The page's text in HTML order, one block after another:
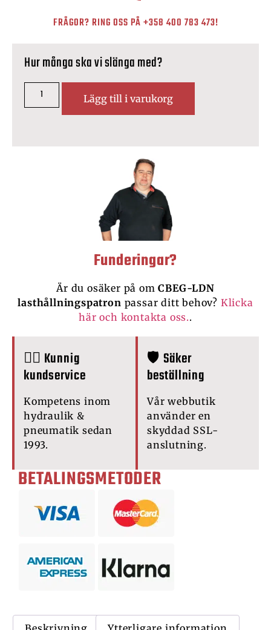
FRÅGOR? RING OSS PÅ+358 400 783 473!
Hur många ska vi slänga med?
Lägg till i varukorg
Funderingar?
Är du osäker på om CBEG-LDN
lasthållningspatron passar ditt behov? Klicka
här och kontakta oss..
🙋‍♂️ Kunnig
kundservice
Kompetens inom
hydraulik &
pneumatik sedan
1993.
🛡️ Säker
beställning
Vår webbutik
använder en
skyddad SSL-
anslutning.
BETALINGSMETODER